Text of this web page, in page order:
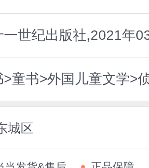
一世纪出版社,2021年
>童书>外国儿童文学>
城区